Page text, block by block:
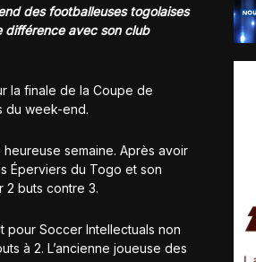
des footballeuses togolaises
différence avec son club
la finale de la Coupe de
du week-end.
heureuse semaine. Après avoir
Éperviers du Togo et son
2 buts contre 3.
pour Soccer Intellectuals non
à 2. L’ancienne joueuse des